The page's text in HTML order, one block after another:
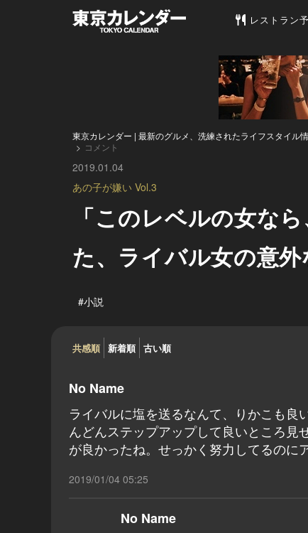
東京カレンダ
レストラン
東京カレンダー | 最新のグルメ、洗練されたライフスタイル
コメント
2019.01.04
あの子が嫌い Vol.3
「このレベルの女な
た、ライバル女の意
#小説
共感順 新着順 古い順
No Name
ライバルに塩を送るなんて、りかこも
んどんステップアップして良いところ
が良かったね。せっかく努力してるのに
2019/01/04 05:25
No Name